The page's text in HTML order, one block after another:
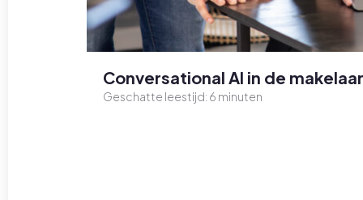
Conversational AI in de
Geschatte leestijd: 6 minuten